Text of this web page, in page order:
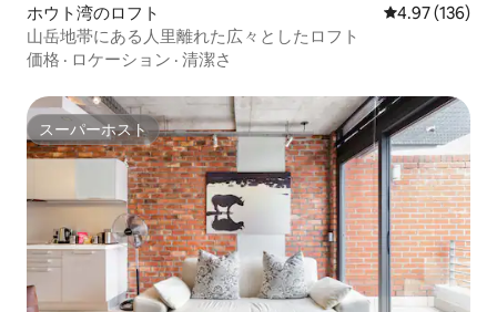
ホウト湾のロフト レビュー136
4.97 (136)
山岳地帯にある人里離れた広々としたロフト
価格 · ロケーション · 清潔さ
スーパーホスト
スーパーホスト